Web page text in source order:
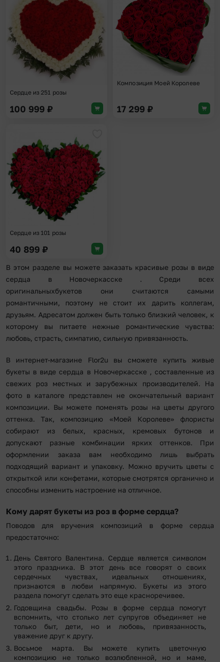
Добавить в избранное
Сердце из 251 розы
100 999 ₽
Композиция Моей Королеве
17 299 ₽
Сердце из 101 розы
40 899 ₽
В этом разделе вы можете заказать красивые розы в виде
сердца в Новочеркасске . Среди всех
оригинальныхбукетов они считаются самыми
романтичными, поэтому не стоит их дарить коллегам,
друзьям. Адресатом должен быть только близкий человек, к
которому вы питаете нежные романтические чувства:
любовь, страсть, симпатию, сильную привязанность.
В интернет-магазине Flor2u вы сможете купить живые
букеты в виде сердца в Новочеркасске , составленные из
свежих роз местных и зарубежных производителей. На
фото в каталоге представлен не окончательный вариант
композиции. Вы можете поменять розы на цветы другого
оттенка. Так, композицию «Моей Королеве» флористы
собирают из белых, красных, кремовых бутонов и
допускают разные комбинации ярких оттенков. При
оформлении заказа вам необходимо лишь выбрать
подходящий вариант и упаковку. Можно вручить цветы с
открыткой или конфетами, которые смотрятся органично и
способны изменить настроение на отличное.
Кому дарят букеты из роз в форме сердца?
Поводов для вручения композиций в форме сердца
предостаточно:
День Святого Валентина. Сердце является символом
этого праздника. В этот день все говорят о своих
сердечных чувствах, идеальных отношениях,
признаются в любви напрямую. Букеты из этого
раздела помогут сделать это еще красноречивее.
Годовщина свадьбы. Розы в форме сердца помогут
вспомнить, что столько лет супругов объединяет не
только быт, дети, но и любовь, привязанность,
уважение друг к другу.
Восьмое марта. Вы можете купить цветочную
композицию не только возлюбленной, но и маме,